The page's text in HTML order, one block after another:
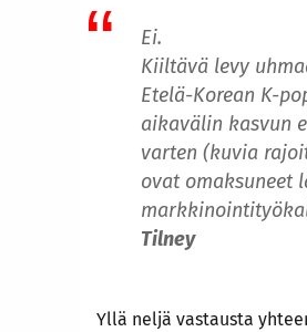
Ei.
Kiiltävä levy
Etelä-Korean K-
aikavälin kasvun
varten (kuvia
ovat omaksuneet
Tilney
Yllä neljä vastausta